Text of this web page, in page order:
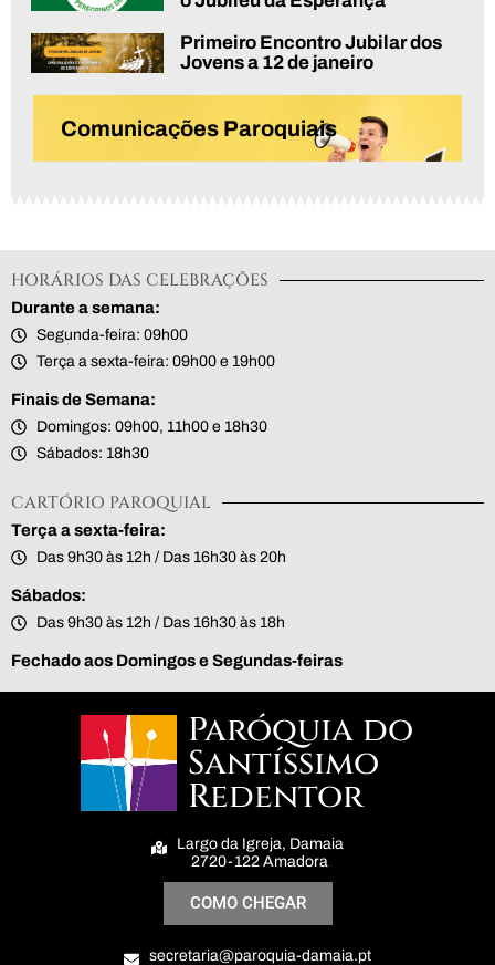
Primeiro Encontro Jubilar dos
Jovens a 12 de janeiro
Comunicações Paroquiais
HORÁRIOS DAS CELEBRAÇÕES
Durante a semana:
Segunda-feira: 09h00
Terça a sexta-feira: 09h00 e 19h00
Finais de Semana:
Domingos: 09h00, 11h00 e 18h30
Sábados: 18h30
CARTÓRIO PAROQUIAL
Terça a sexta-feira:
Das 9h30 às 12h / Das 16h30 às 20h
Sábados:
Das 9h30 às 12h / Das 16h30 às 18h
Fechado aos Domingos e Segundas-feiras
Paróquia do
Santíssimo
Redentor
Largo da Igreja, Damaia
2720-122 Amadora
COMO CHEGAR
secretaria@paroquia-damaia.pt